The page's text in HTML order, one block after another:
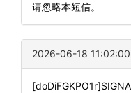
请忽略本短信。
2026-06-18 11:02:00